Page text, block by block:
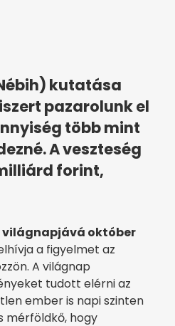
kutatása
pazarolunk el
több mint
A veszteség
forint,
világnapjává október
a figyelmet az
A világnap
tudott elérni az
ember is napi szinten
mérföldkő, hogy